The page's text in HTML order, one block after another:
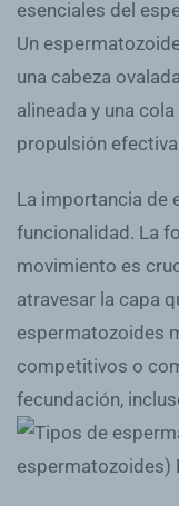
esenciales del
Un
una cabeza
alineada y una
propulsión
La importancia de
funcionalidad. La
movimiento es
atravesar la capa
espermatozoides
competitivos o
fecundación,